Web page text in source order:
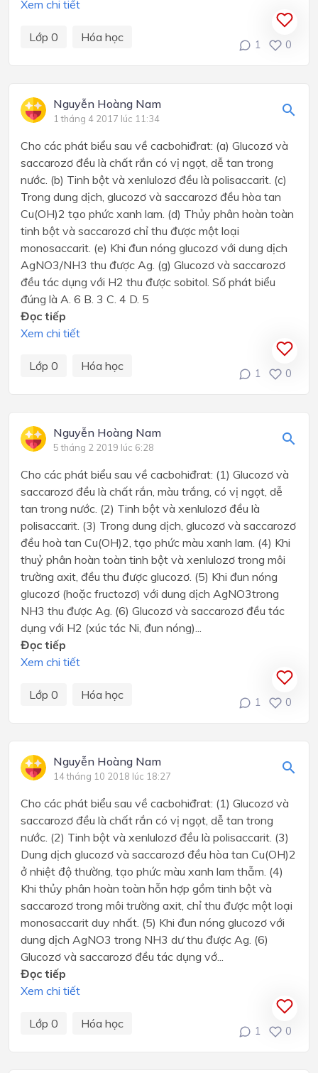
Xem chi tiết
Lớp 0 Hóa học
1 0
Nguyễn Hoàng Nam
1 tháng 4 2017 lúc 11:34
Cho các phát biểu sau về cacbohiđrat: (a) Glucozơ và
saccarozơ đều là chất rắn có vị ngọt, dễ tan trong
nước. (b) Tinh bột và xenlulozơ đều là polisaccarit. (c)
Trong dung dịch, glucozơ và saccarozơ đều hòa tan
Cu(OH)2 tạo phức xanh lam. (d) Thủy phân hoàn toàn
tinh bột và saccarozơ chỉ thu được một loại
monosaccarit. (e) Khi đun nóng glucozơ với dung dịch
AgNO3/NH3 thu được Ag. (g) Glucozơ và saccarozơ
đều tác dụng với H2 thu được sobitol. Số phát biểu
đúng là A. 6 B. 3 C. 4 D. 5
Đọc tiếp
Xem chi tiết
Lớp 0 Hóa học
1 0
Nguyễn Hoàng Nam
5 tháng 2 2019 lúc 6:28
Cho các phát biểu sau về cacbohiđrat: (1) Glucozơ và
saccarozơ đều là chất rắn, màu trắng, có vị ngọt, dễ
tan trong nước. (2) Tinh bột và xenlulozơ đều là
polisaccarit. (3) Trong dung dịch, glucozơ và saccarozơ
đều hoà tan Cu(OH)2, tạo phức màu xanh lam. (4) Khi
thuỷ phân hoàn toàn tinh bột và xenlulozơ trong môi
trường axit, đều thu được glucozơ. (5) Khi đun nóng
glucozơ (hoặc fructozơ) với dung dịch AgNO3trong
NH3 thu được Ag. (6) Glucozơ và saccarozơ đều tác
dụng với H2 (xúc tác Ni, đun nóng)...
Đọc tiếp
Xem chi tiết
Lớp 0 Hóa học
1 0
Nguyễn Hoàng Nam
14 tháng 10 2018 lúc 18:27
Cho các phát biểu sau về cacbohiđrat: (1) Glucozơ và
saccarozơ đều là chất rắn có vị ngọt, dễ tan trong
nước. (2) Tinh bột và xenlulozơ đều là polisaccarit. (3)
Dung dịch glucozơ và saccarozơ đều hòa tan Cu(OH)2
ở nhiệt độ thường, tạo phức màu xanh lam thẫm. (4)
Khi thủy phân hoàn toàn hỗn hợp gồm tinh bột và
saccarozơ trong môi trường axit, chỉ thu được một loại
monosaccarit duy nhất. (5) Khi đun nóng glucozơ với
dung dịch AgNO3 trong NH3 dư thu được Ag. (6)
Glucozơ và saccarozơ đều tác dụng vớ...
Đọc tiếp
Xem chi tiết
Lớp 0 Hóa học
1 0